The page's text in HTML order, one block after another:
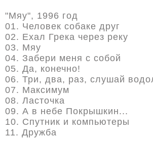
"Мяу", 1996 год
01. Человек собаке друг
02. Ехал Грека через реку
03. Мяу
04. Забери меня с собой
05. Да, конечно!
06. Три, два, раз, слушай
07. Максимум
08. Ласточка
09. А в небе Покрышкин...
10. Спутник и компьютеры
11. Дружба